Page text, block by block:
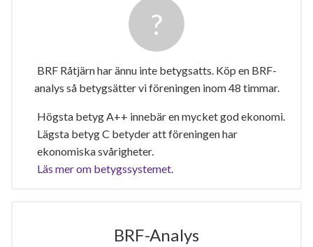
BRF Råtjärn har ännu inte betygsatts. Köp en BRF-
analys så betygsätter vi föreningen inom 48 timmar.
Högsta betyg A++ innebär en mycket god ekonomi.
Lägsta betyg C betyder att föreningen har
ekonomiska svårigheter.
Läs mer om betygssystemet.
BRF-Analys